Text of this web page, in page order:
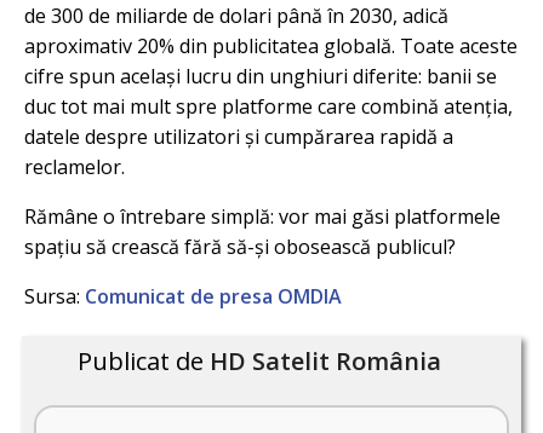
de 300 de miliarde de dolari până în 2030, adică
aproximativ 20% din publicitatea globală. Toate aceste
cifre spun același lucru din unghiuri diferite: banii se
duc tot mai mult spre platforme care combină atenția,
datele despre utilizatori și cumpărarea rapidă a
reclamelor.
Rămâne o întrebare simplă: vor mai găsi platformele
spațiu să crească fără să-și obosească publicul?
Sursa: Comunicat de presa OMDIA
Publicat de HD Satelit România